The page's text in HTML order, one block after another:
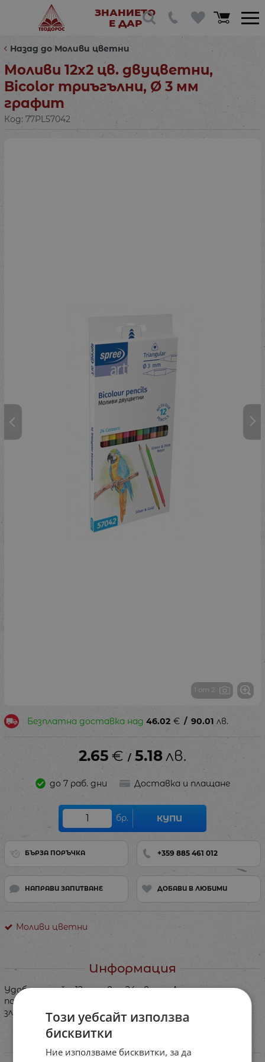
ЗНАНИЕТО
Е ДАР
Назад до Моливи цветни
Моливи 12x2 цв. двуцветни,
Bicolor триъгълни, Ø 3 мм
графит
Код: 77PL57042
1 от 2
Безплатна доставка над 46.02 € / 90.01 лв.
2.65 € / 5.18лв.
до 7 раб. дни Доставка и плащане
бр. КУПИ
БЪРЗА ПОРЪЧКА +359 885 461 012
НАПРАВИ ЗАПИТВАНЕ ДОБАВИ В ЛЮБИМИ
Моливи цветни
Информация
Удобен дизайн. 12 молива - 24 цвята. Лесни за
подостряне. Триъгълна форма. Основни цветове +
златен и сребърен.
Характеристики
Този уебсайт използва
бисквитки
Ние използваме бисквитки, за да